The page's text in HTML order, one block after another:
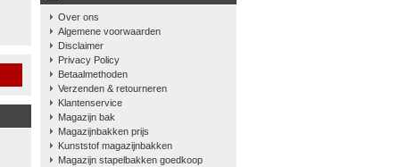
Over ons
Algemene voorwaarden
Disclaimer
Privacy Policy
Betaalmethoden
Verzenden & retourneren
Klantenservice
Magazijn bak
Magazijnbakken prijs
Kunststof magazijnbakken
Magazijn stapelbakken goedkoop